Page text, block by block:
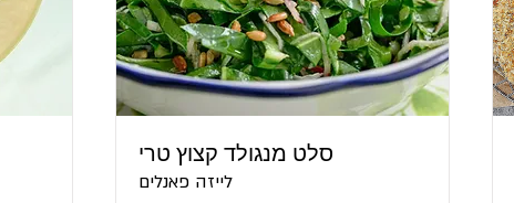
סלט מנגולד קצוץ טרי
לייזה פאנלים